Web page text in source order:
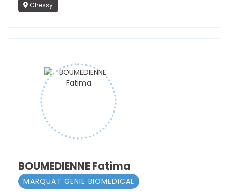
Chessy
BOUMEDIENNE Fatima
MARQUAT GENIE BIOMEDICAL